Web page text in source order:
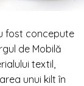
fost concepute
de Mobilă
textil,
unui kilt în